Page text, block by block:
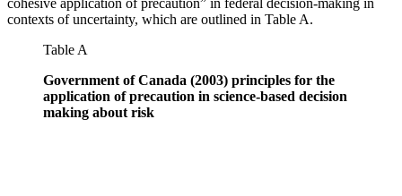
cohesive application of precaution” in federal decision-making in
contexts of uncertainty, which are outlined in Table A.
Table A
Government of Canada (2003) principles for the
application of precaution in science-based decision
making about risk